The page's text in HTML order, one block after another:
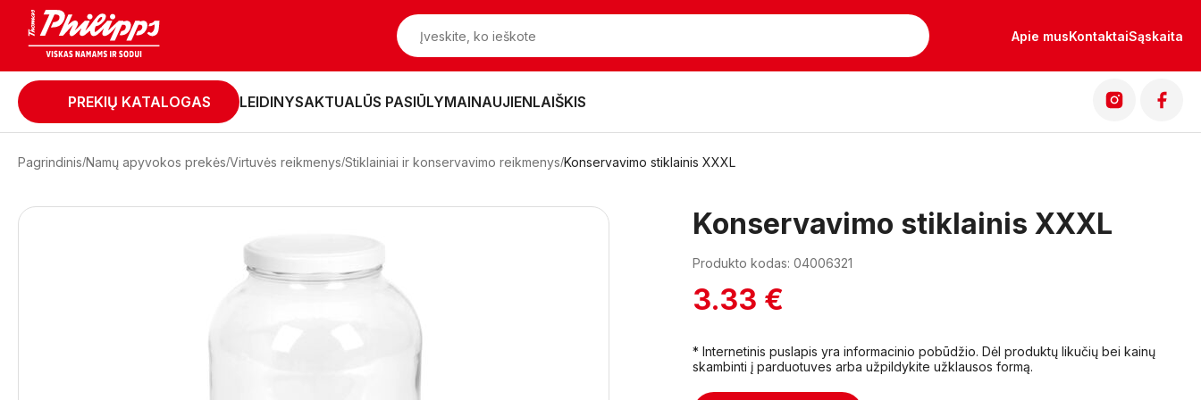
Apie musKontaktaiSąskaita
PREKIŲ KATALOGAS LEIDINYSAKTUALŪS PASIŪLYMAINAUJIENLAIŠKIS
Pagrindinis Namų apyvokos prekės Virtuvės reikmenys Stiklainiai ir konservavimo reikmenys Konservavimo stiklainis XXXL
Konservavimo stiklainis XXXL
Produkto kodas: 04006321
3.33 €
* Internetinis puslapis yra informacinio pobūdžio. Dėl produktų likučių bei kainų
skambinti į parduotuves arba užpildykite užklausos formą.